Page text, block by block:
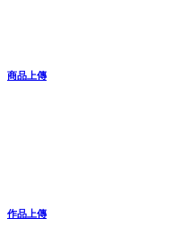
商品上傳
作品上傳